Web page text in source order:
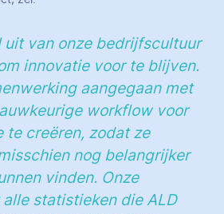
uit van onze bedrijfscultuur
innovatie voor te blijven.
aangegaan met
workflow voor
te creëren, zodat ze
nog belangrijker
vinden. Onze
statistieken die ALD